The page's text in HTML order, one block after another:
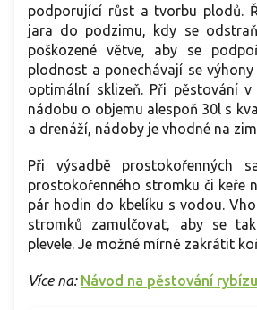
podporující růst a tvorbu plodů.
jara do podzimu, kdy se
poškozené větve, aby se
plodnost a ponechávají se
optimální sklizeň. Při pěstování
nádobu o objemu alespoň 30l s
a drenáží, nádoby je vhodné na
Při výsadbě prostokořenných
prostokořenného stromku či keře
pár hodin do kbelíku s vodou.
stromků zamulčovat, aby se
plevele. Je možné mírně zakrátit
Více na: Návod na pěstování rybízu